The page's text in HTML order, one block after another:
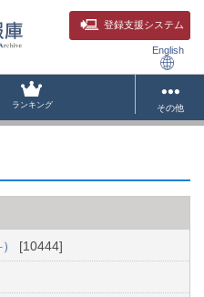
登録支援システム
English
ランキング その他
[10444]